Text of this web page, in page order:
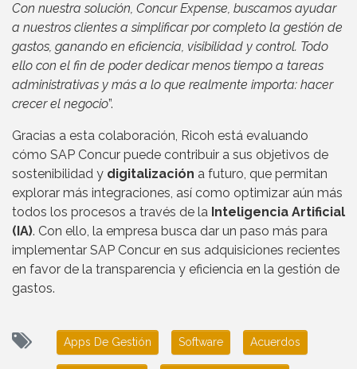
Con nuestra solución, Concur Expense, buscamos ayudar
a nuestros clientes a simplificar por completo la gestión de
gastos, ganando en eficiencia, visibilidad y control. Todo
ello con el fin de poder dedicar menos tiempo a tareas
administrativas y más a lo que realmente importa: hacer
crecer el negocio”.
Gracias a esta colaboración, Ricoh está evaluando
cómo SAP Concur puede contribuir a sus objetivos de
sostenibilidad y digitalización a futuro, que permitan
explorar más integraciones, así como optimizar aún más
todos los procesos a través de la Inteligencia Artificial
(IA). Con ello, la empresa busca dar un paso más para
implementar SAP Concur en sus adquisiciones recientes
en favor de la transparencia y eficiencia en la gestión de
gastos.
Apps De Gestión Software Acuerdos